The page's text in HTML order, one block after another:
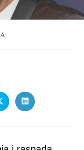
Opens
in